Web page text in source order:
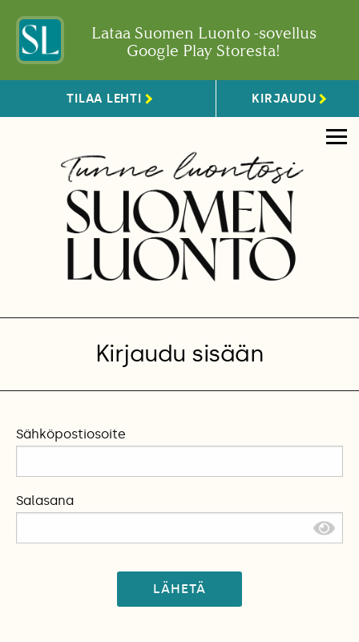
Lataa Suomen Luonto -sovellus
Google Play Storesta!
TILAA LEHTI KIRJAUDU
Kirjaudu sisään
Sähköpostiosoite
Salasana
LÄHETÄ